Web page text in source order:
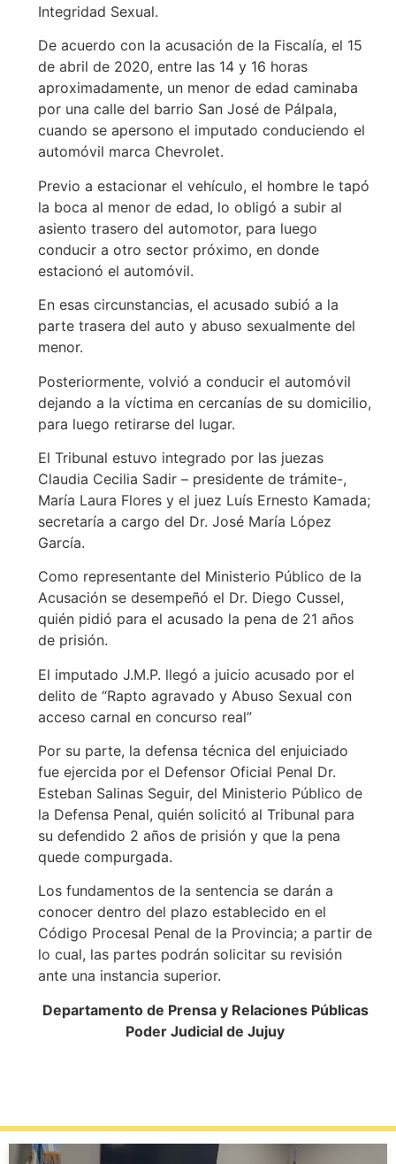
Integridad Sexual.
De acuerdo con la acusación de la Fiscalía, el 15
de abril de 2020, entre las 14 y 16 horas
aproximadamente, un menor de edad caminaba
por una calle del barrio San José de Pálpala,
cuando se apersono el imputado conduciendo el
automóvil marca Chevrolet.
Previo a estacionar el vehículo, el hombre le tapó
la boca al menor de edad, lo obligó a subir al
asiento trasero del automotor, para luego
conducir a otro sector próximo, en donde
estacionó el automóvil.
En esas circunstancias, el acusado subió a la
parte trasera del auto y abuso sexualmente del
menor.
Posteriormente, volvió a conducir el automóvil
dejando a la víctima en cercanías de su domicilio,
para luego retirarse del lugar.
El Tribunal estuvo integrado por las juezas
Claudia Cecilia Sadir – presidente de trámite-,
María Laura Flores y el juez Luís Ernesto Kamada;
secretaría a cargo del Dr. José María López
García.
Como representante del Ministerio Público de la
Acusación se desempeñó el Dr. Diego Cussel,
quién pidió para el acusado la pena de 21 años
de prisión.
El imputado J.M.P. llegó a juicio acusado por el
delito de “Rapto agravado y Abuso Sexual con
acceso carnal en concurso real”
Por su parte, la defensa técnica del enjuiciado
fue ejercida por el Defensor Oficial Penal Dr.
Esteban Salinas Seguir, del Ministerio Público de
la Defensa Penal, quién solicitó al Tribunal para
su defendido 2 años de prisión y que la pena
quede compurgada.
Los fundamentos de la sentencia se darán a
conocer dentro del plazo establecido en el
Código Procesal Penal de la Provincia; a partir de
lo cual, las partes podrán solicitar su revisión
ante una instancia superior.
Departamento de Prensa y Relaciones Públicas
Poder Judicial de Jujuy